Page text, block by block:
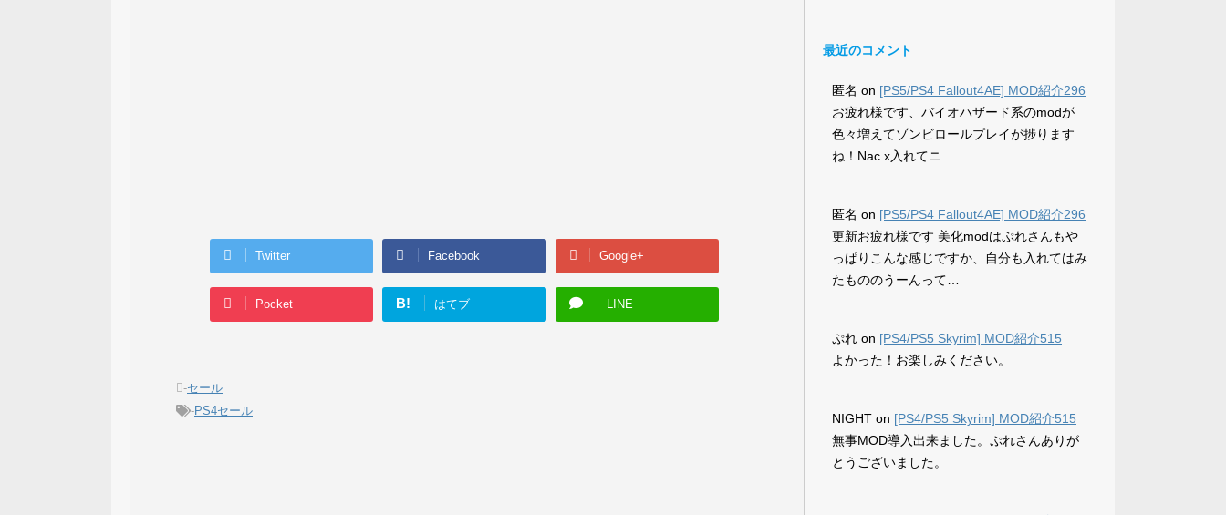
Twitter Facebook Google+
Pocket B! はてブ LINE
-セール
-PS4セール
最近のコメント
匿名 on [PS5/PS4 Fallout4AE] MOD紹介296
お疲れ様です、バイオハザード系のmodが
色々増えてゾンビロールプレイが捗ります
ね！Nac x入れてニ…
匿名 on [PS5/PS4 Fallout4AE] MOD紹介296
更新お疲れ様です 美化modはぷれさんもや
っぱりこんな感じですか、自分も入れてはみ
たもののうーんって…
ぷれ on [PS4/PS5 Skyrim] MOD紹介515
よかった！お楽しみください。
NIGHT on [PS4/PS5 Skyrim] MOD紹介515
無事MOD導入出来ました。ぷれさんありが
とうございました。